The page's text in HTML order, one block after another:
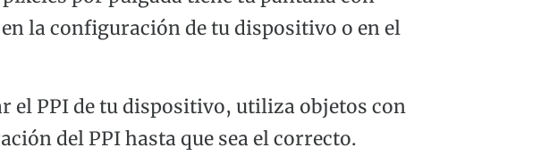
la configuración de tu dispositivo o en el
el PPI de tu dispositivo, utiliza objetos con
del PPI hasta que sea el correcto.